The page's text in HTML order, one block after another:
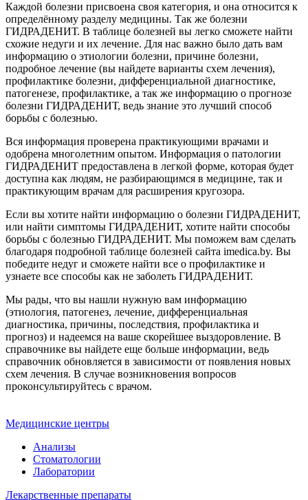
Каждой болезни присвоена своя категория, и она относится к
определённому разделу медицины. Так же болезни
ГИДРАДЕНИТ. В таблице болезней вы легко сможете найти
схожие недуги и их лечение. Для нас важно было дать вам
информацию о этиологии болезни, причине болезни,
подробное лечение (вы найдете варианты схем лечения),
профилактике болезни, дифференциальной диагностике,
патогенезе, профилактике, а так же информацию о прогнозе
болезни ГИДРАДЕНИТ, ведь знание это лучший способ
борьбы с болезнью.
Вся информация проверена практикующими врачами и
одобрена многолетним опытом. Информация о патологии
ГИДРАДЕНИТ предоставлена в легкой форме, которая будет
доступна как людям, не разбирающимся в медицине, так и
практикующим врачам для расширения кругозора.
Если вы хотите найти информацию о болезни ГИДРАДЕНИТ,
или найти симптомы ГИДРАДЕНИТ, хотите найти способы
борьбы с болезнью ГИДРАДЕНИТ. Мы поможем вам сделать
благодаря подробной таблице болезней сайта imedica.by. Вы
победите недуг и сможете найти все о профилактике и
узнаете все способы как не заболеть ГИДРАДЕНИТ.
Мы рады, что вы нашли нужную вам информацию
(этиология, патогенез, лечение, дифференциальная
диагностика, причины, последствия, профилактика и
прогноз) и надеемся на ваше скорейшее выздоровление. В
справочнике вы найдете еще больше информации, ведь
справочник обновляется в зависимости от появления новых
схем лечения. В случае возникновения вопросов
проконсультируйтесь с врачом.
Медицинские центры
Анализы
Стоматологии
Лаборатории
Лекарственные препараты